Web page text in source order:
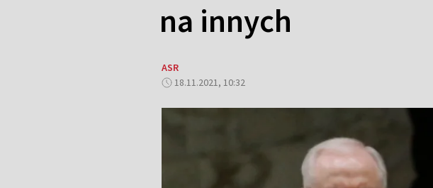
na innych
ASR
18.11.2021, 10:32